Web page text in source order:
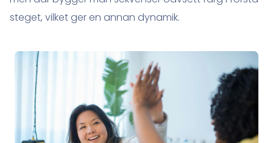
steget, vilket ger en annan dynamik.